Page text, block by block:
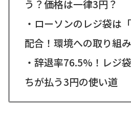
う？価格は一律3円？
・ローソンのレジ袋は
配合！環境への取り組
・辞退率76.5%！レジ
ちが払う3円の使い道